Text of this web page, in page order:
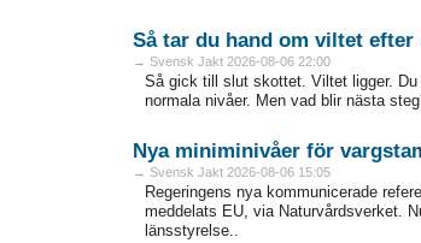
Så tar du hand om viltet efter
→ Svensk Jakt 2026-08-06 22:00
Så gick till slut skottet. Viltet ligger.
normala nivåer. Men vad blir ­nästa
Nya miniminivåer för
→ Svensk Jakt 2026-08-06 15:05
Regeringens nya kommunicerade
meddelats EU, via Naturvårdsverket.
länsstyrelse..